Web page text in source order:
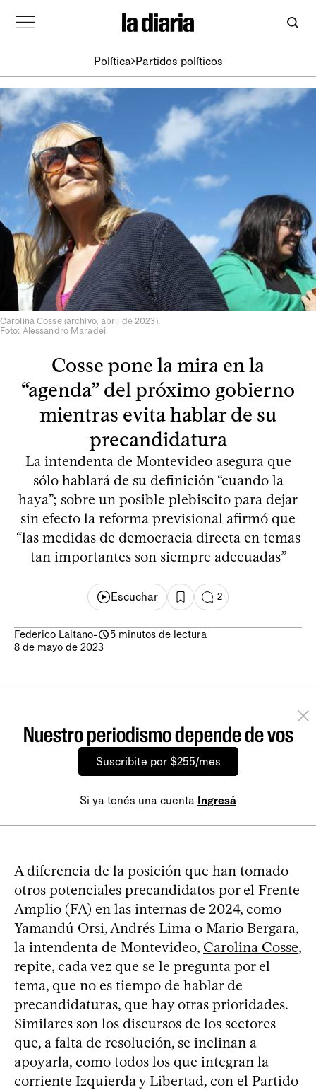
Política Partidos políticos
Carolina Cosse (archivo, abril de 2023).
Foto: Alessandro Maradei
Cosse pone la mira en la
“agenda” del próximo gobierno
mientras evita hablar de su
precandidatura
La intendenta de Montevideo asegura que
sólo hablará de su definición “cuando la
haya”; sobre un posible plebiscito para dejar
sin efecto la reforma previsional afirmó que
“las medidas de democracia directa en temas
tan importantes son siempre adecuadas”
Escuchar 2
Federico Laitano-
5 minutos de lectura
8 de mayo de 2023
Nuestro periodismo depende de vos
Suscribite por $255/mes
Si ya tenés una cuenta Ingresá
A diferencia de la posición que han tomado
otros potenciales precandidatos por el Frente
Amplio (FA) en las internas de 2024, como
Yamandú Orsi, Andrés Lima o Mario Bergara,
la intendenta de Montevideo, Carolina Cosse,
repite, cada vez que se le pregunta por el
tema, que no es tiempo de hablar de
precandidaturas, que hay otras prioridades.
Similares son los discursos de los sectores
que, a falta de resolución, se inclinan a
apoyarla, como todos los que integran la
corriente Izquierda y Libertad, con el Partido